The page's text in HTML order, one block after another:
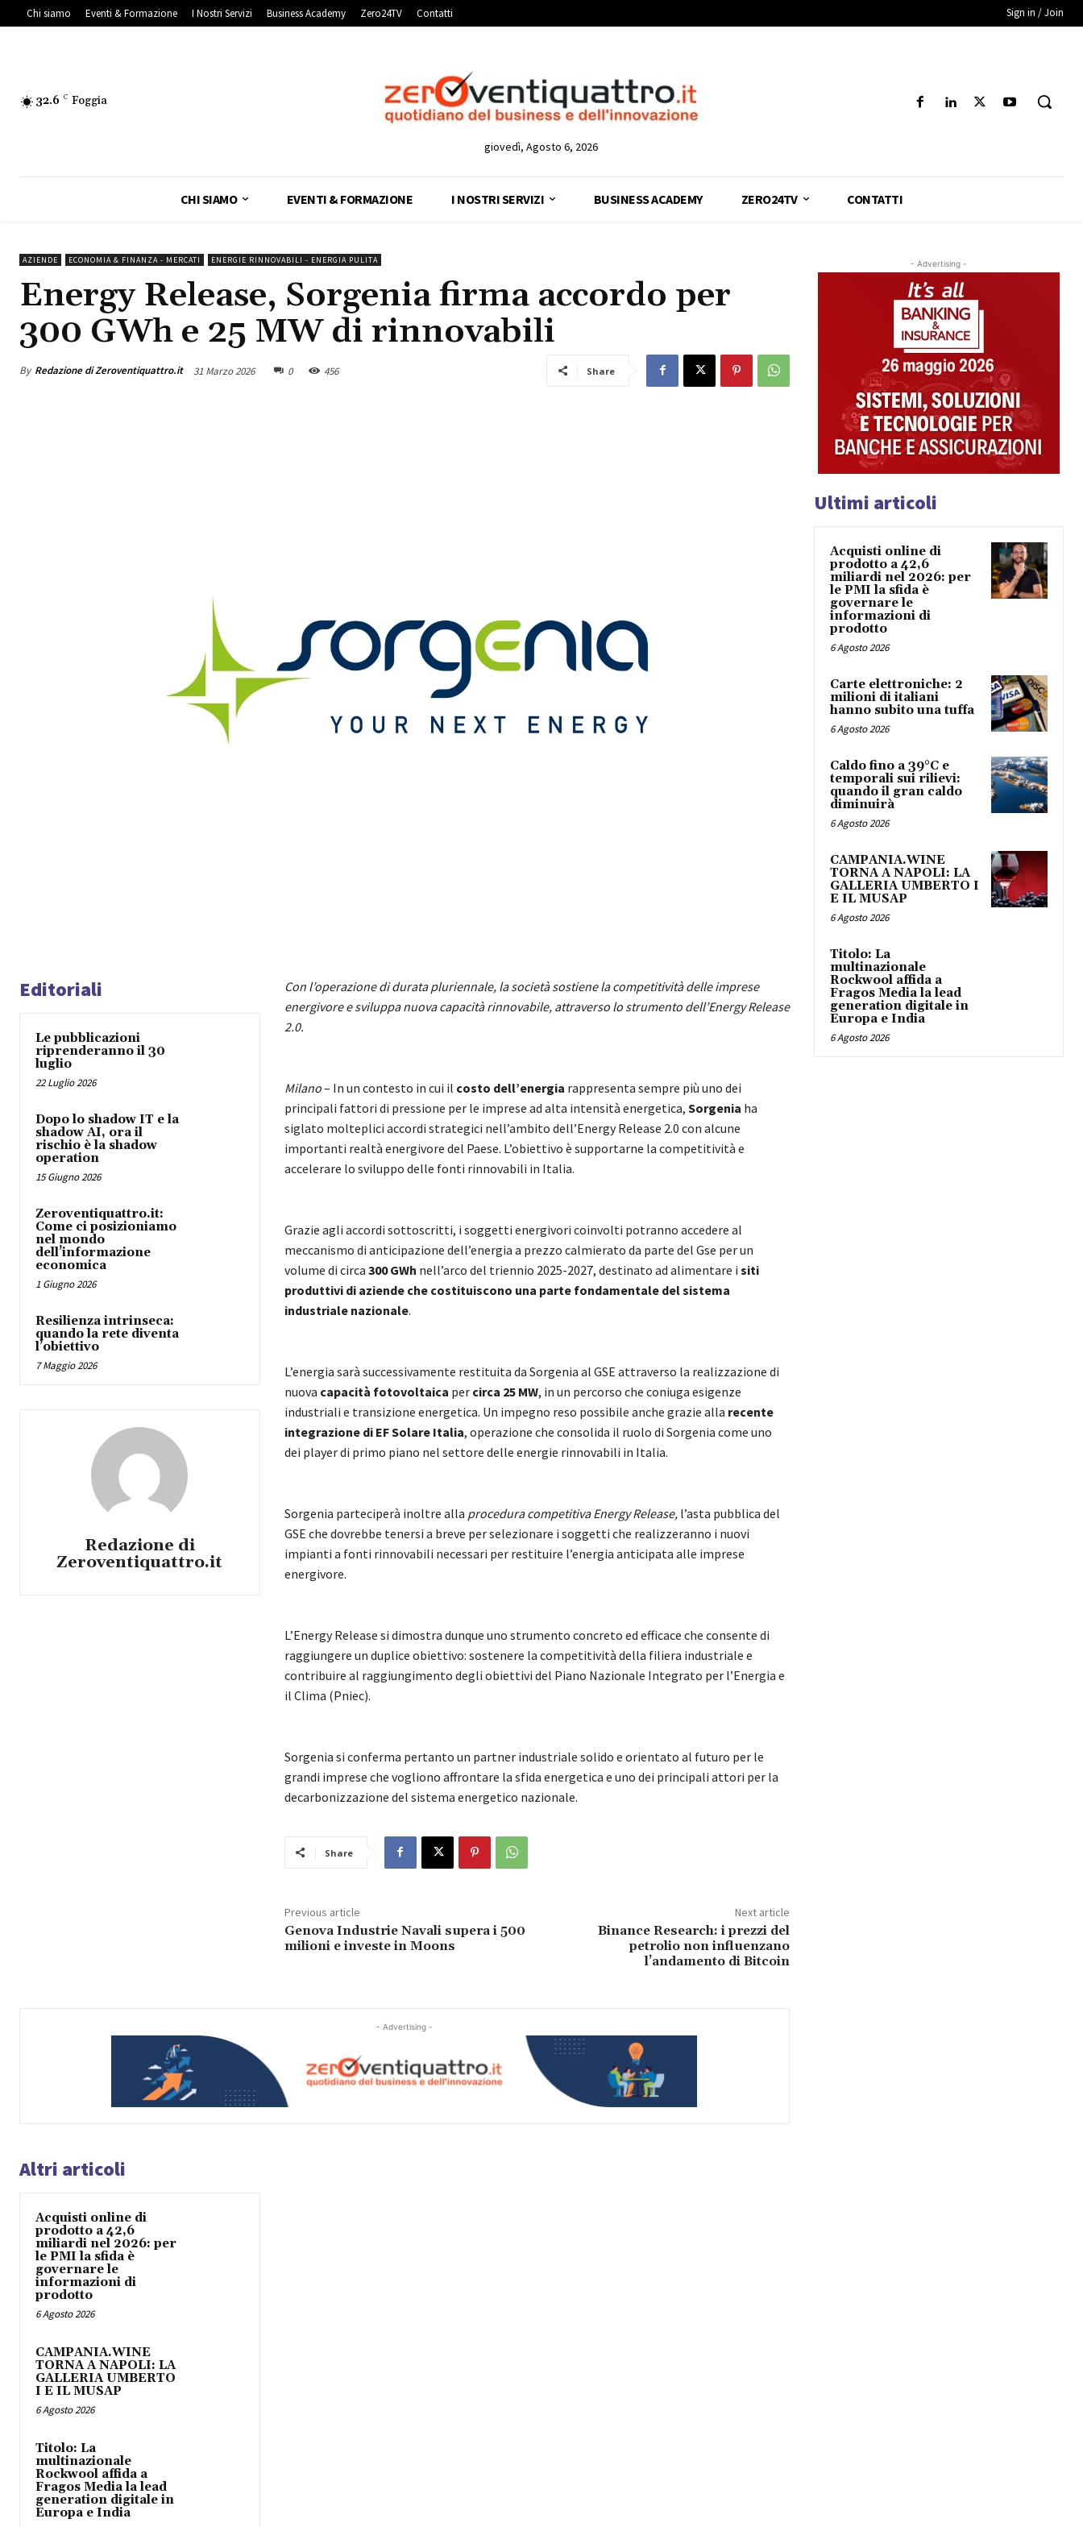
Chi siamo Eventi & Formazione I Nostri Servizi Business Academy Zero24TV Contatti Sign in / Join
32.6 C Foggia
giovedì, Agosto 6, 2026
CHI SIAMO EVENTI & FORMAZIONE I NOSTRI SERVIZI BUSINESS ACADEMY ZERO24TV CONTATTI
AZIENDE ECONOMIA & FINANZA - MERCATI ENERGIE RINNOVABILI - ENERGIA PULITA
Energy Release, Sorgenia firma accordo per
300 GWh e 25 MW di rinnovabili
By Redazione di Zeroventiquattro.it 31 Marzo 2026 0 456 Share
Editoriali
Le pubblicazioni
riprenderanno il 30
luglio
22 Luglio 2026
Dopo lo shadow IT e la
shadow AI, ora il
rischio è la shadow
operation
15 Giugno 2026
Zeroventiquattro.it:
Come ci posizioniamo
nel mondo
dell’informazione
economica
1 Giugno 2026
Resilienza intrinseca:
quando la rete diventa
l’obiettivo
7 Maggio 2026
Redazione di
Zeroventiquattro.it
Con l’operazione di durata pluriennale, la società sostiene la competitività delle imprese
energivore e sviluppa nuova capacità rinnovabile, attraverso lo strumento dell’Energy Release
2.0.
Milano– In un contesto in cui il costo dell’energia rappresenta sempre più uno dei
principali fattori di pressione per le imprese ad alta intensità energetica, Sorgenia ha
siglato molteplici accordi strategici nell’ambito dell’Energy Release 2.0 con alcune
importanti realtà energivore del Paese. L’obiettivo è supportarne la competitività e
accelerare lo sviluppo delle fonti rinnovabili in Italia.
Grazie agli accordi sottoscritti, i soggetti energivori coinvolti potranno accedere al
meccanismo di anticipazione dell’energia a prezzo calmierato da parte del Gse per un
volume di circa 300 GWh nell’arco del triennio 2025-2027, destinato ad alimentare i siti
produttivi di aziende che costituiscono una parte fondamentale del sistema
industriale nazionale.
L’energia sarà successivamente restituita da Sorgenia al GSE attraverso la realizzazione di
nuova capacità fotovoltaica percirca 25 MW, in un percorso che coniuga esigenze
industriali e transizione energetica. Un impegno reso possibile anche grazie alla recente
integrazione di EF Solare Italia, operazione che consolida il ruolo di Sorgenia come uno
dei player di primo piano nel settore delle energie rinnovabili in Italia.
Sorgenia parteciperà inoltre alla procedura competitiva Energy Release, l’asta pubblica del
GSE che dovrebbe tenersi a breve per selezionare i soggetti che realizzeranno i nuovi
impianti a fonti rinnovabili necessari per restituire l’energia anticipata alle imprese
energivore.
L’Energy Release si dimostra dunque uno strumento concreto ed efficace che consente di
raggiungere un duplice obiettivo: sostenere la competitività della filiera industriale e
contribuire al raggiungimento degli obiettivi del Piano Nazionale Integrato per l’Energia e
il Clima (Pniec).
Sorgenia si conferma pertanto un partner industriale solido e orientato al futuro per le
grandi imprese che vogliono affrontare la sfida energetica e uno dei principali attori per la
decarbonizzazione del sistema energetico nazionale.
Share
Previous article
Genova Industrie Navali supera i 500
milioni e investe in Moons
Next article
Binance Research: i prezzi del
petrolio non influenzano
l’andamento di Bitcoin
- Advertising -
Altri articoli
Acquisti online di
prodotto a 42,6
miliardi nel 2026: per
le PMI la sfida è
governare le
informazioni di
prodotto
6 Agosto 2026
CAMPANIA.WINE
TORNA A NAPOLI: LA
GALLERIA UMBERTO
I E IL MUSAP
6 Agosto 2026
Titolo: La
multinazionale
Rockwool affida a
Fragos Media la lead
generation digitale in
Europa e India
- Advertising -
Ultimi articoli
Acquisti online di
prodotto a 42,6
miliardi nel 2026: per
le PMI la sfida è
governare le
informazioni di
prodotto
6 Agosto 2026
Carte elettroniche: 2
milioni di italiani
hanno subito una tuffa
6 Agosto 2026
Caldo fino a 39°C e
temporali sui rilievi:
quando il gran caldo
diminuirà
6 Agosto 2026
CAMPANIA.WINE
TORNA A NAPOLI: LA
GALLERIA UMBERTO I
E IL MUSAP
6 Agosto 2026
Titolo: La
multinazionale
Rockwool affida a
Fragos Media la lead
generation digitale in
Europa e India
6 Agosto 2026